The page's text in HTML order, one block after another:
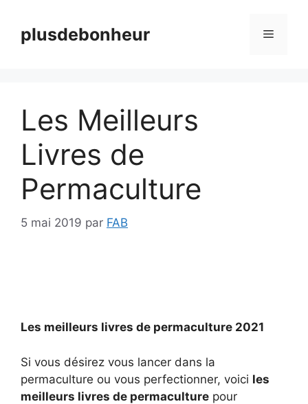
contenuplusdebonheur Menu
Les Meilleurs
Livres de
Permaculture
5 mai 2019 par FAB
Les meilleurs livres de permaculture 2021
Si vous désirez vous lancer dans la
permaculture ou vous perfectionner, voici les
meilleurs livres de permaculture pour